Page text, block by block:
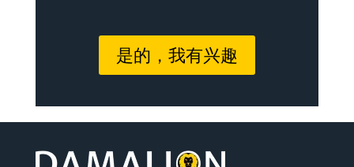
是的，我有兴趣